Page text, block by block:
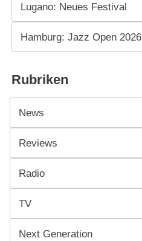
Lugano: Neues Festival
Hamburg: Jazz Open 2026
Rubriken
News
Reviews
Radio
TV
Next Generation